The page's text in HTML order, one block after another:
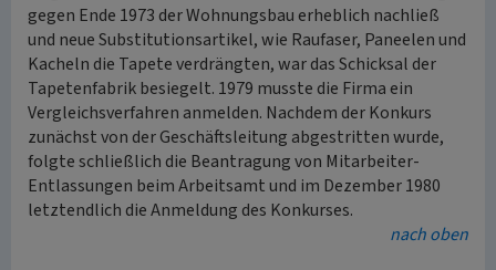
gegen Ende 1973 der Wohnungsbau erheblich nachließ
und neue Substitutionsartikel, wie Raufaser, Paneelen und
Kacheln die Tapete verdrängten, war das Schicksal der
Tapetenfabrik besiegelt. 1979 musste die Firma ein
Vergleichsverfahren anmelden. Nachdem der Konkurs
zunächst von der Geschäftsleitung abgestritten wurde,
folgte schließlich die Beantragung von Mitarbeiter-
Entlassungen beim Arbeitsamt und im Dezember 1980
letztendlich die Anmeldung des Konkurses.
nach oben